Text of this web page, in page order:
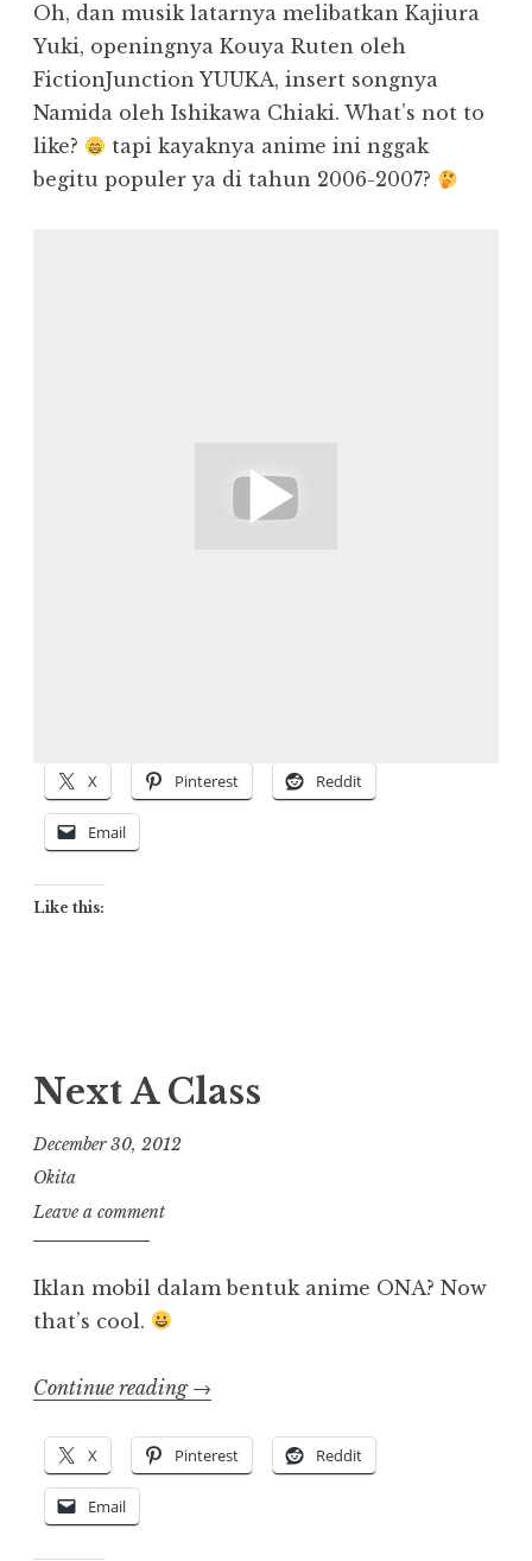
Oh, dan musik latarnya melibatkan Kajiura
Yuki, openingnya Kouya Ruten oleh
FictionJunction YUUKA, insert songnya
Namida oleh Ishikawa Chiaki. What’s not to
like?
tapi kayaknya anime ini nggak
begitu populer ya di tahun 2006-2007?
X Pinterest Reddit
Email
Like this:
Next A Class
December 30, 2012
Okita
Leave a comment
Iklan mobil dalam bentuk anime ONA? Now
that’s cool.
Continue reading “Next
Class”
→
X Pinterest Reddit
Email